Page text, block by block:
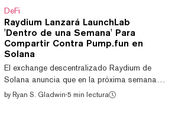
automatizado de la firma y ocasionó la
pérdida de Solana (SOL), así como de la
stablecoin respaldada en dólares USDC y el
token nativo del exchange, RAY. "Ningún
usuario actual de Raydium se ve afectado
por este exploit ni habría podido interactuar
con estos pool...
DeFi
Raydium Lanzará LaunchLab
'Dentro de una Semana' Para
Compartir Contra Pump.fun en
Solana
El exchange descentralizado Raydium de
Solana anuncia que en la próxima semana
lanzará su plataforma de lanzamiento de
by Ryan S. Gladwin·5 min lectura